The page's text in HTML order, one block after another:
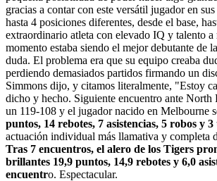
gracias a contar con este versátil jugador en
hasta 4 posiciones diferentes, desde el base,
extraordinario atleta con elevado IQ y talento a
momento estaba siendo el mejor debutante de
duda. El problema era que su equipo creaba
perdiendo demasiados partidos firmando un
Simmons dijo, y citamos literalmente, "Estoy
dicho y hecho. Siguiente encuentro ante North
un 119-108 y el jugador nacido en Melbourne
puntos, 14 rebotes, 7 asistencias, 5 robos y 3
actuación individual más llamativa y completa
Tras 7 encuentros, el alero de los Tigers
brillantes 19,9 puntos, 14,9 rebotes y 6,0
encuentro. Espectacular.